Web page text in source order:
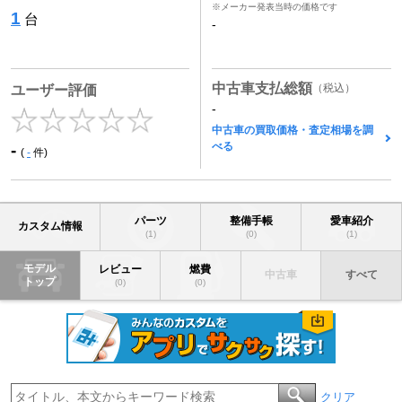
1 台
ユーザー評価
- ( - 件)
※メーカー発表当時の価格です
-
中古車支払総額 （税込）
-
中古車の買取価格・査定相場を調
べる
カスタム情報 パーツ
(1)
整備手帳
(0)
愛車紹介
(1)
モデル
トップ
レビュー
(0)
燃費
(0)
中古車 すべて
クリア